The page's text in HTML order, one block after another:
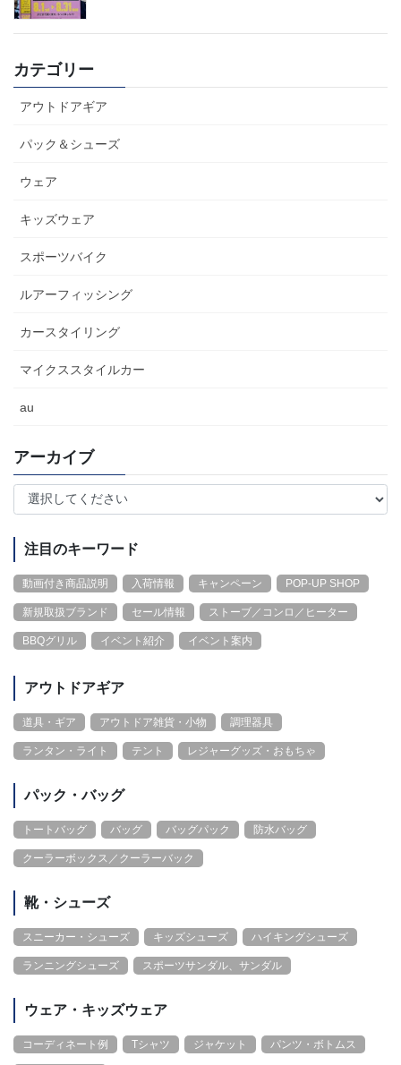
カテゴリー
アウトドアギア
パック＆シューズ
ウェア
キッズウェア
スポーツバイク
ルアーフィッシング
カースタイリング
マイクススタイルカー
au
アーカイブ
注目のキーワード
動画付き商品説明 入荷情報 キャンペーン POP-UP SHOP
新規取扱ブランド セール情報 ストーブ／コンロ／ヒーター
BBQグリル イベント紹介 イベント案内
アウトドアギア
道具・ギア アウトドア雑貨・小物 調理器具
ランタン・ライト テント レジャーグッズ・おもちゃ
パック・バッグ
トートバッグ バッグ バッグパック 防水バッグ
クーラーボックス／クーラーバック
靴・シューズ
スニーカー・シューズ キッズシューズ ハイキングシューズ
ランニングシューズ スポーツサンダル、サンダル
ウェア・キッズウェア
コーディネート例 Tシャツ ジャケット パンツ・ボトムス